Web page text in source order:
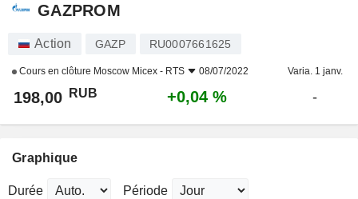
GAZPROM
Action GAZP RU0007661625
Cours en clôture Moscow Micex - RTS 08/07/2022 Varia. 1 janv.
198,00 RUB +0,04 % -
Graphique
Durée Période